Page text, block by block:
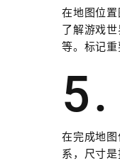
在地图位
了解游戏
等。标记重
在完成地
系，尺寸